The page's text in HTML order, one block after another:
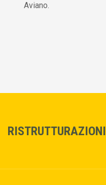
Aviano.
RISTRUTTURAZIONI